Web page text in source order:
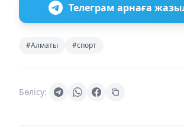
Телеграм арнаға
#Алматы #спорт
Бөлісу: